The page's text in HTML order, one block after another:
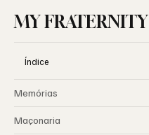
MY FRATERNITY
Índice
Memórias
Maçonaria